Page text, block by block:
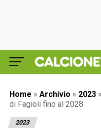
Home » Archivio » 2023 »
di Fagioli fino al 2028
2023